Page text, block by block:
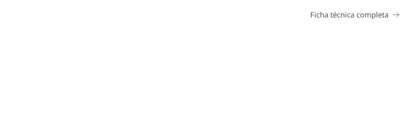
Ficha técnica completa